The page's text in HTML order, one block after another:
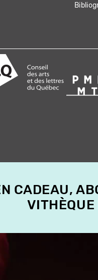
CADEAU,
VITHÈQUE